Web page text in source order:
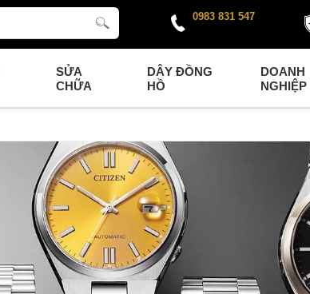
0983 831 547
SỬA
CHỮA
DÂY ĐỒNG
HỒ
DOANH
NGHIỆP